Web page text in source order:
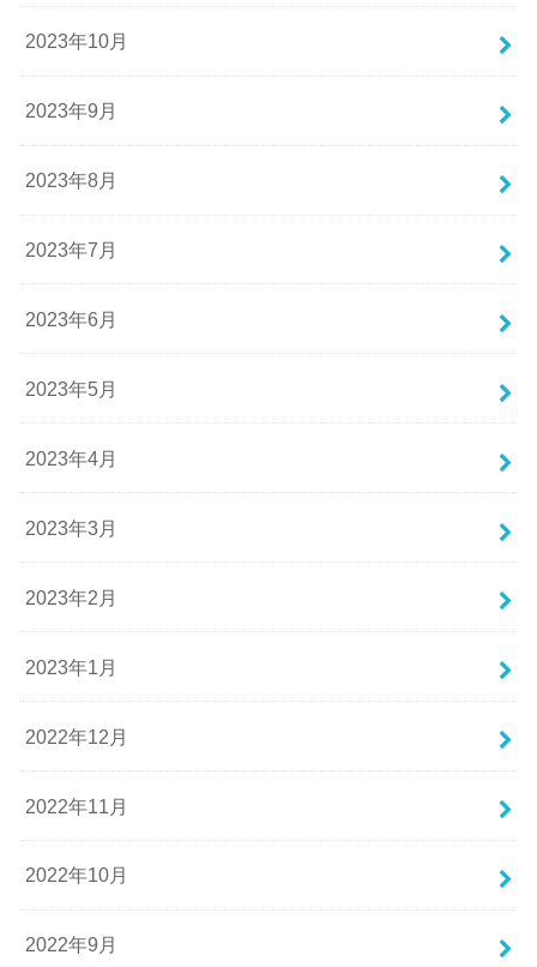
2023年10月
2023年9月
2023年8月
2023年7月
2023年6月
2023年5月
2023年4月
2023年3月
2023年2月
2023年1月
2022年12月
2022年11月
2022年10月
2022年9月